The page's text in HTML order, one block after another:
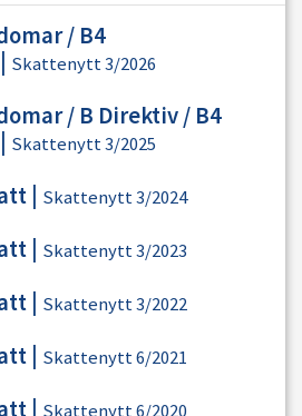
/ B4
Skattenytt 3/2026
/ B Direktiv / B4
Skattenytt 3/2025
Skattenytt 3/2024
Skattenytt 3/2023
Skattenytt 3/2022
Skattenytt 6/2021
Skattenytt 6/2020